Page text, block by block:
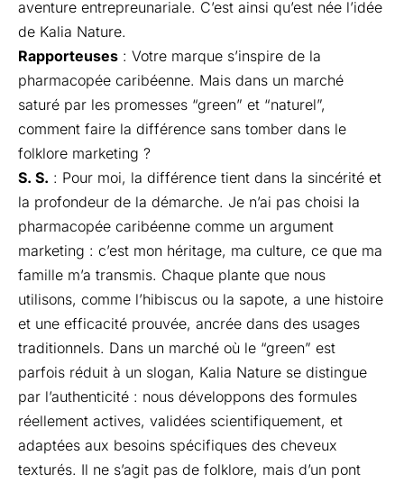
aventure entrepreunariale. C’est ainsi qu’est née l’idée
de Kalia Nature.
Rapporteuses : Votre marque s’inspire de la
pharmacopée caribéenne. Mais dans un marché
saturé par les promesses “green” et “naturel”,
comment faire la différence sans tomber dans le
folklore marketing ?
S. S. : Pour moi, la différence tient dans la sincérité et
la profondeur de la démarche. Je n’ai pas choisi la
pharmacopée caribéenne comme un argument
marketing : c’est mon héritage, ma culture, ce que ma
famille m’a transmis. Chaque plante que nous
utilisons, comme l’hibiscus ou la sapote, a une histoire
et une efficacité prouvée, ancrée dans des usages
traditionnels. Dans un marché où le “green” est
parfois réduit à un slogan, Kalia Nature se distingue
par l’authenticité : nous développons des formules
réellement actives, validées scientifiquement, et
adaptées aux besoins spécifiques des cheveux
texturés. Il ne s’agit pas de folklore, mais d’un pont